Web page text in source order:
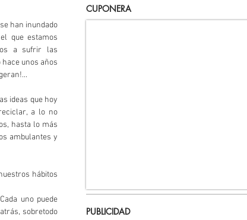
han inundado
que estamos
a sufrir las
unos años
a lo no
hasta lo más
ambulantes y
hábitos
uno puede
sobretodo
CUPONERA
PUBLICIDAD